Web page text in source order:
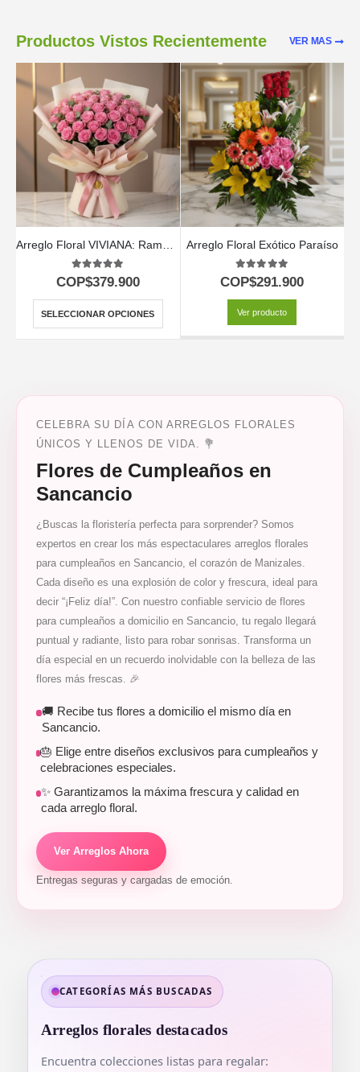
VER MAS
Productos Vistos Recientemente
Arreglo Floral VIVIANA: Ramo con 44 Rosas para Expresar lo que Sientes 🌹
5.00out of 5
COP$379.900
SELECCIONAR OPCIONES
Arreglo Floral Exótico Paraíso
5.00out of 5
COP$291.900
Ver producto
CELEBRA SU DÍA CON ARREGLOS FLORALES
ÚNICOS Y LLENOS DE VIDA. 💐
Flores de Cumpleaños en
Sancancio
¿Buscas la floristería perfecta para sorprender? Somos
expertos en crear los más espectaculares arreglos florales
para cumpleaños en Sancancio, el corazón de Manizales.
Cada diseño es una explosión de color y frescura, ideal para
decir “¡Feliz día!”. Con nuestro confiable servicio de flores
para cumpleaños a domicilio en Sancancio, tu regalo llegará
puntual y radiante, listo para robar sonrisas. Transforma un
día especial en un recuerdo inolvidable con la belleza de las
flores más frescas. 🎉
🚚 Recibe tus flores a domicilio el mismo día en
Sancancio.
🎂 Elige entre diseños exclusivos para cumpleaños y
celebraciones especiales.
✨ Garantizamos la máxima frescura y calidad en
cada arreglo floral.
Ver Arreglos Ahora
Entregas seguras y cargadas de emoción.
CATEGORÍAS MÁS BUSCADAS
Arreglos florales destacados
Encuentra colecciones listas para regalar: